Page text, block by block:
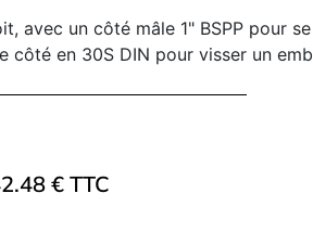
avec un côté mâle 1" BSPP pour
côté en 30S DIN pour visser un
€ TTC